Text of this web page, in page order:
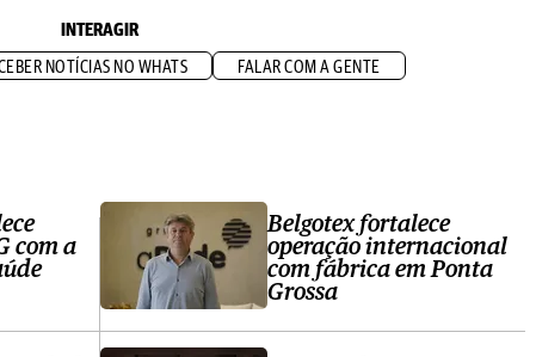
INTERAGIR
NOTÍCIAS NO WHATS FALAR COM A GENTE
com a
Belgotex fortalece
operação internacional
com fábrica em Ponta
Grossa